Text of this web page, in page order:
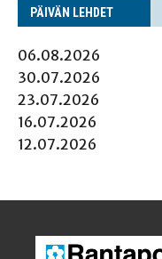
PÄI­VÄN LEHDET
06.08.2026
30.07.2026
23.07.2026
16.07.2026
12.07.2026